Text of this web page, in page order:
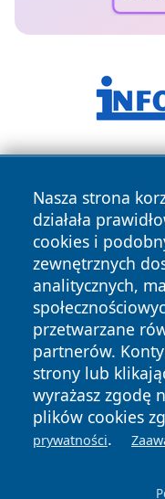
Nasza strona
działała
cookies i
zewnętrznych
analitycznych,
przetwarzane
partnerów.
strony lub
wyrażasz zgodę
plików cookies
prywatności.
Copyright © 2026
zastrzeżone.
News Autorzy